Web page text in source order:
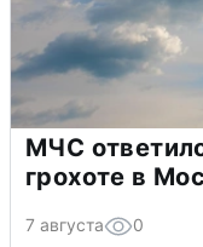
МЧС
грохоте в
7 августа 0